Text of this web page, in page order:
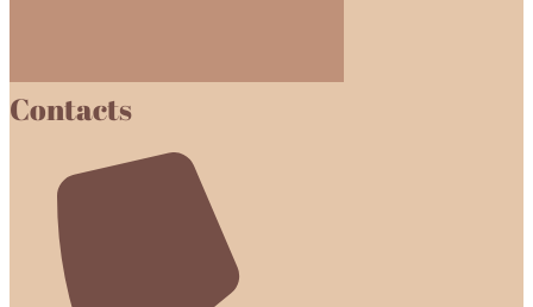
Contacts